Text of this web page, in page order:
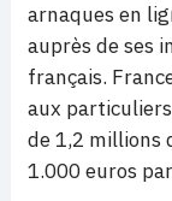
arnaques en
auprès de ses
français.
aux
de 1,2 millions
1.000 euros